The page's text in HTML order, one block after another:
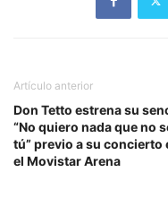
Artículo anterior
Don Tetto estrena su
“No quiero nada que no
tú” previo a su concierto
el Movistar Arena